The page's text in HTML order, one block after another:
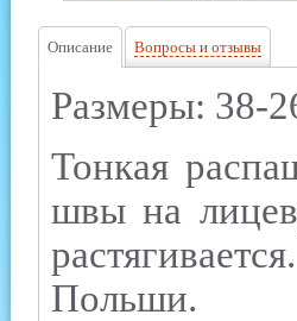
Описание Вопросы и отзывы
Размеры: 38-
Тонкая
швы на
Польши.